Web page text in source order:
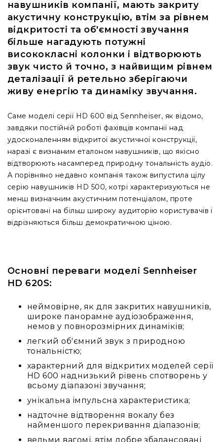
комплектуючі
Навушники
Універсальні
Для
аудіофілів
Для
спорту
Для
Dj
та
студій
Для
перегляду
фільмів/
ТБ
Для
людей
Підсилення
для
і
комплектуючі
Гарнітури
Для
і
ТБ
Для
геймерів/
Для
домашньої
навушників компанії, мають закриту
акустичну конструкцію, втім за рівнем
відкритості та об'ємності звучання
більше нагадують потужні
висококласні колонки і відтворюють
звук чисто й точно, з найвищим рівнем
деталізації й ретельно зберігаючи
живу енергію та динаміку звучання.
Саме моделі серії HD 600 від Sennheiser, як відомо,
завдяки постійній роботі фахівців компанії над
удосконаленням відкритої акустичної конструкції,
наразі є визнаним еталоном навушників, що якісно
відтворюють насамперед природну тональність аудіо.
А порівняно недавно компанія також випустила цілу
серію навушників HD 500, котрі характеризуються не
менш визначним акустичним потенціалом, проте
орієнтовані на більш широку аудиторію користувачів і
відрізняються більш демократичною ціною.
Основні переваги моделі Sennheiser
HD 620S:
неймовірне, як для закритих навушників,
широке панорамне аудіозображення,
немов у повнорозмірних динаміків;
легкий об'ємний звук з природною
тональністю;
характерний для відкритих моделей серії
HD 600 наднизький рівень спотворень у
всьому діапазоні звучання;
унікальна імпульсна характеристика;
надточне відтворення вокалу без
найменшого перекривання діапазонів;
вельми вагомі, втім добре збалансовані